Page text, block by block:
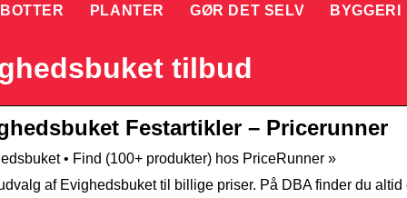
PLANTER GØR DET SELV BYGGERI
tilbud
Festartikler – Pricerunner
• Find (100+ produkter) hos PriceRunner »
af Evighedsbuket til billige priser. På DBA finder du